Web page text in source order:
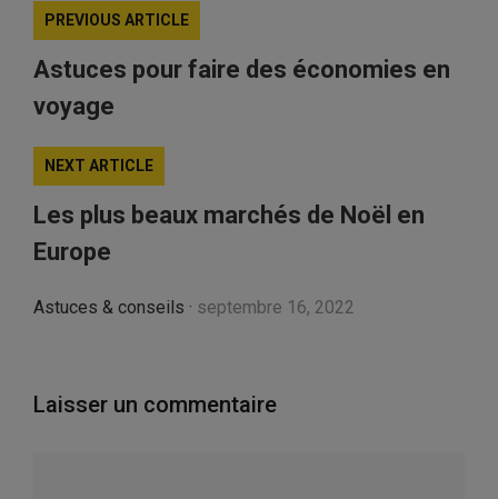
PREVIOUS ARTICLE
Astuces pour faire des économies en
voyage
NEXT ARTICLE
Les plus beaux marchés de Noël en
Europe
Astuces & conseils · septembre 16, 2022
Laisser un commentaire